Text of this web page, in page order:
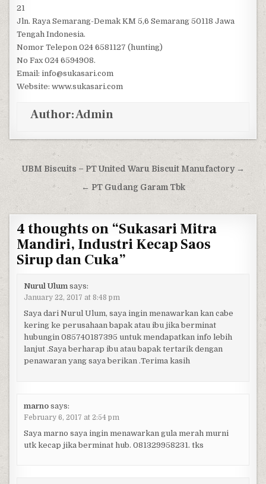
21
Jln. Raya Semarang-Demak KM 5,6 Semarang 50118 Jawa
Tengah Indonesia.
Nomor Telepon 024 6581127 (hunting)
No Fax 024 6594908.
Email: info@sukasari.com
Website: www.sukasari.com
Author:Admin
Post navigation
UBM Biscuits – PT United Waru Biscuit Manufactory →
← PT Gudang Garam Tbk
4 thoughts on “Sukasari Mitra
Mandiri, Industri Kecap Saos
Sirup dan Cuka”
Nurul Ulum says:
January 22, 2017 at 8:48 pm
Saya dari Nurul Ulum, saya ingin menawarkan kan cabe
kering ke perusahaan bapak atau ibu jika berminat
hubungin 085740187395 untuk mendapatkan info lebih
lanjut .Saya berharap ibu atau bapak tertarik dengan
penawaran yang saya berikan .Terima kasih
marno says:
February 6, 2017 at 2:54 pm
Saya marno saya ingin menawarkan gula merah murni
utk kecap jika berminat hub. 081329958231. tks